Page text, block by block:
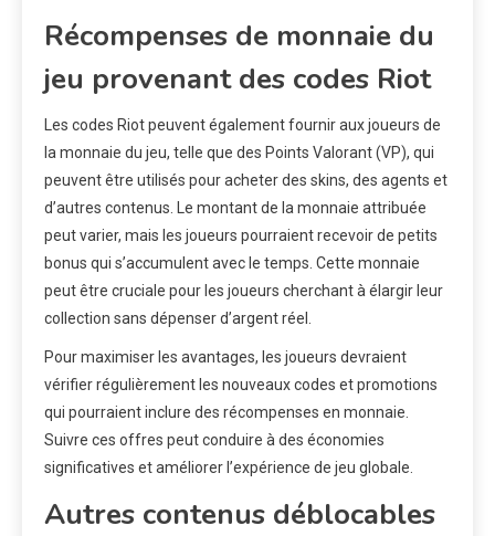
Récompenses de monnaie du
jeu provenant des codes Riot
Les codes Riot peuvent également fournir aux joueurs de
la monnaie du jeu, telle que des Points Valorant (VP), qui
peuvent être utilisés pour acheter des skins, des agents et
d’autres contenus. Le montant de la monnaie attribuée
peut varier, mais les joueurs pourraient recevoir de petits
bonus qui s’accumulent avec le temps. Cette monnaie
peut être cruciale pour les joueurs cherchant à élargir leur
collection sans dépenser d’argent réel.
Pour maximiser les avantages, les joueurs devraient
vérifier régulièrement les nouveaux codes et promotions
qui pourraient inclure des récompenses en monnaie.
Suivre ces offres peut conduire à des économies
significatives et améliorer l’expérience de jeu globale.
Autres contenus déblocables